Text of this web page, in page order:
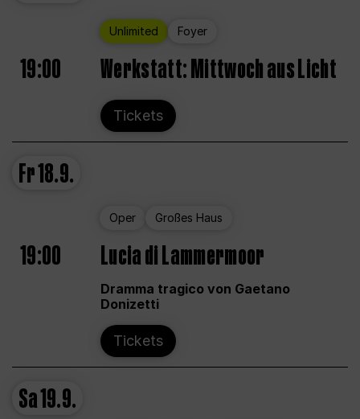
Unlimited Foyer
19:00 Werkstatt: Mittwoch aus Licht
Tickets
Fr18.9.
Oper Großes Haus
19:00 Lucia di Lammermoor
Dramma tragico von Gaetano
Donizetti
Tickets
Sa19.9.